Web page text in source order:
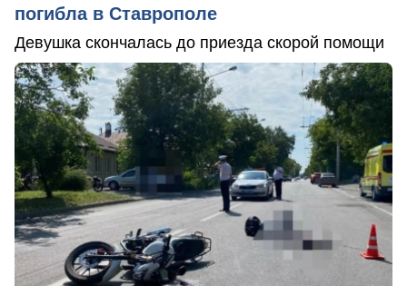
погибла в Ставрополе
Девушка скончалась до приезда скорой помощи